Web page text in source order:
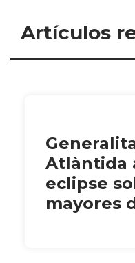
Artículos
Atlàntida
eclipse
mayores